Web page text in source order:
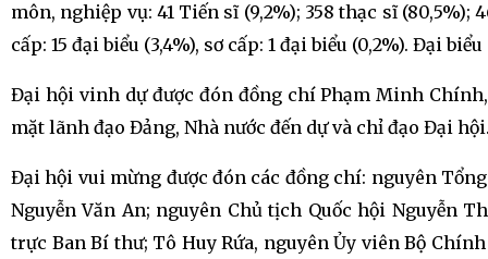
môn, nghiệp vụ: 41 Tiến sĩ (9,2%); 358 thạc sĩ
cấp: 15 đại biểu (3,4%), sơ cấp: 1 đại biểu (0,2%). Đại
Đại hội vinh dự được đón đồng chí Phạm Minh
mặt lãnh đạo Đảng, Nhà nước đến dự và chỉ đạo Đại
Đại hội vui mừng được đón các đồng chí: nguyên
Nguyễn Văn An; nguyên Chủ tịch Quốc hội Nguyễn
trực Ban Bí thư; Tô Huy Rứa, nguyên Ủy viên Bộ